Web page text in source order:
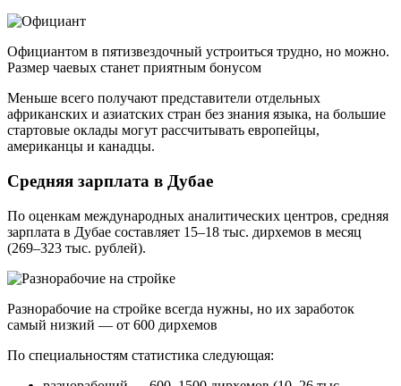
Официантом в пятизвездочный устроиться трудно, но можно.
Размер чаевых станет приятным бонусом
Меньше всего получают представители отдельных
африканских и азиатских стран без знания языка, на большие
стартовые оклады могут рассчитывать европейцы,
американцы и канадцы.
Средняя зарплата в Дубае
По оценкам международных аналитических центров, средняя
зарплата в Дубае составляет 15–18 тыс. дирхемов в месяц
(269–323 тыс. рублей).
Разнорабочие на стройке всегда нужны, но их заработок
самый низкий — от 600 дирхемов
По специальностям статистика следующая: